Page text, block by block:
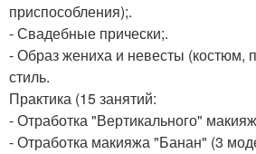
приспособления);.
- Свадебные прически;.
- Образ жениха и невесты (костюм,
стиль.
Практика (15 занятий:
- Отработка "Вертикального"
- Отработка макияжа "Банан" (3